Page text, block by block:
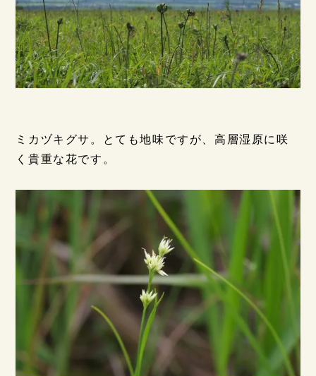
ミカヅキグサ。とても地味ですが、高層湿原に咲
く貴重な花です。